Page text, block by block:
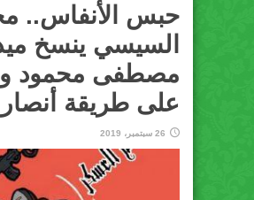
حبس الأنفاس..
السيسي ينسخ
مصطفى محمود
على طريقة
26 سبتمبر، 2019